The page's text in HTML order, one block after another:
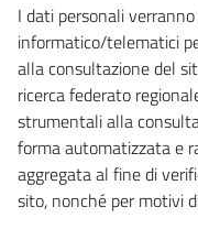
I dati personali
informatico/telematici
alla consultazione del
ricerca federato
strumentali alla
forma automatizzata e
aggregata al fine di
sito, nonché per motivi